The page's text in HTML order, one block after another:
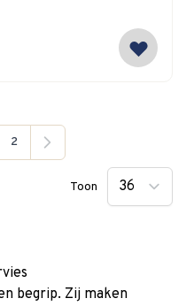
momenteel pagina
Pagina
2
Toon
begrip. Zij maken